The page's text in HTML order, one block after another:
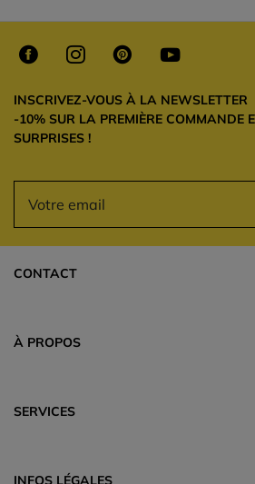
INSCRIVEZ-VOUS À LA NEWSLETTER
-10% SUR LA PREMIÈRE COMMANDE
SURPRISES !
CONTACT
À PROPOS
SERVICES
INFOS LÉGALES